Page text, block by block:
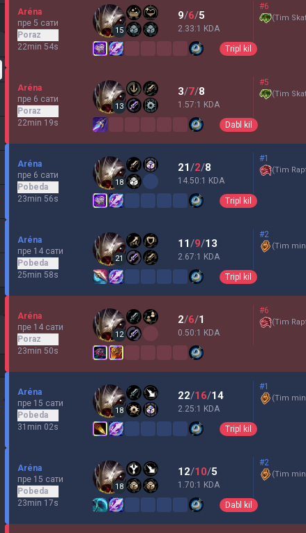
Aréna
пре 5 сати
Poraz
22min 54s
15
9/6/5
2.33:1 KDA
#6
(Tim
Tripl kil
Aréna
пре 6 сати
Poraz
22min 19s
13
3/7/8
1.57:1 KDA
#5
(Tim
Dabl kil
Aréna
пре 6 сати
Pobeda
23min 56s
18
21/2/8
14.50:1 KDA
#1
(Tim
Tripl kil
Aréna
пре 14 сати
Pobeda
25min 58s
21
11/9/13
2.67:1 KDA
#2
(Tim
Tripl kil
Aréna
пре 14 сати
Poraz
23min 50s
12
2/6/1
0.50:1 KDA
#6
(Tim
Aréna
пре 15 сати
Pobeda
31min 02s
18
22/16/14
2.25:1 KDA
#1
(Tim
Tripl kil
Aréna
пре 15 сати
Pobeda
23min 17s
18
12/10/5
1.70:1 KDA
#2
(Tim
Dabl kil